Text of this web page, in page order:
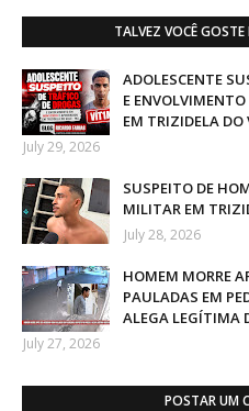
TALVEZ VOCÊ
ADOLESCENTE
E
EM TRIZIDELA DO
July 29, 2026
SUSPEITO DE
MILITAR EM
July 28, 2026
HOMEM MORRE
PAULADAS EM
ALEGA LEGÍTIMA
July 27, 2026
POSTAR UM